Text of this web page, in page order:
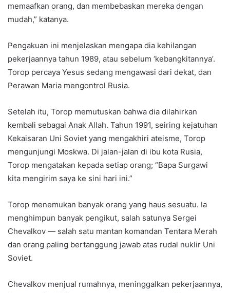
memaafkan orang, dan membebaskan mereka dengan
mudah,” katanya.
Pengakuan ini menjelaskan mengapa dia kehilangan
pekerjaannya tahun 1989, atau sebelum ‘kebangkitannya’.
Torop percaya Yesus sedang mengawasi dari dekat, dan
Perawan Maria mengontrol Rusia.
Setelah itu, Torop memutuskan bahwa dia dilahirkan
kembali sebagai Anak Allah. Tahun 1991, seiring kejatuhan
Kekaisaran Uni Soviet yang mengakhiri ateisme, Torop
mengunjungi Moskwa. Di jalan-jalan di ibu kota Rusia,
Torop mengatakan kepada setiap orang; “Bapa Surgawi
kita mengirim saya ke sini hari ini.”
Torop menemukan banyak orang yang haus sesuatu. Ia
menghimpun banyak pengikut, salah satunya Sergei
Chevalkov — salah satu mantan komandan Tentara Merah
dan orang paling bertanggung jawab atas rudal nuklir Uni
Soviet.
Chevalkov menjual rumahnya, meninggalkan pekerjaannya,